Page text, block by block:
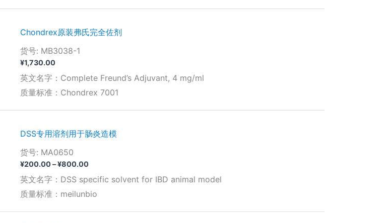
Chondrex原装弗氏完全佐剂
货号: MB3038-1
¥1,730.00
英文名字：Complete Freund’s Adjuvant, 4 mg/ml
质量标准：Chondrex 7001
DSS专用溶剂用于肠炎造模
货号: MA0650
¥200.00–¥800.00价
范
围：
¥200.00
英文名字：DSS specific solvent for IBD animal model
质量标准：meilunbio